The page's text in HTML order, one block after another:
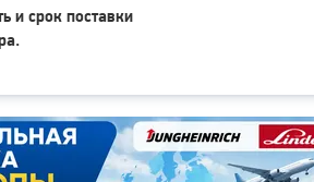
и срок поставки